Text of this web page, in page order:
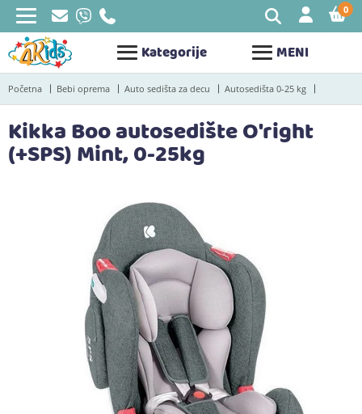
Kategorije MENI
0
Početna Bebi oprema Auto sedišta za decu Autosedišta 0-25 kg
Kikka Boo autosedište O'right
(+SPS) Mint, 0-25kg